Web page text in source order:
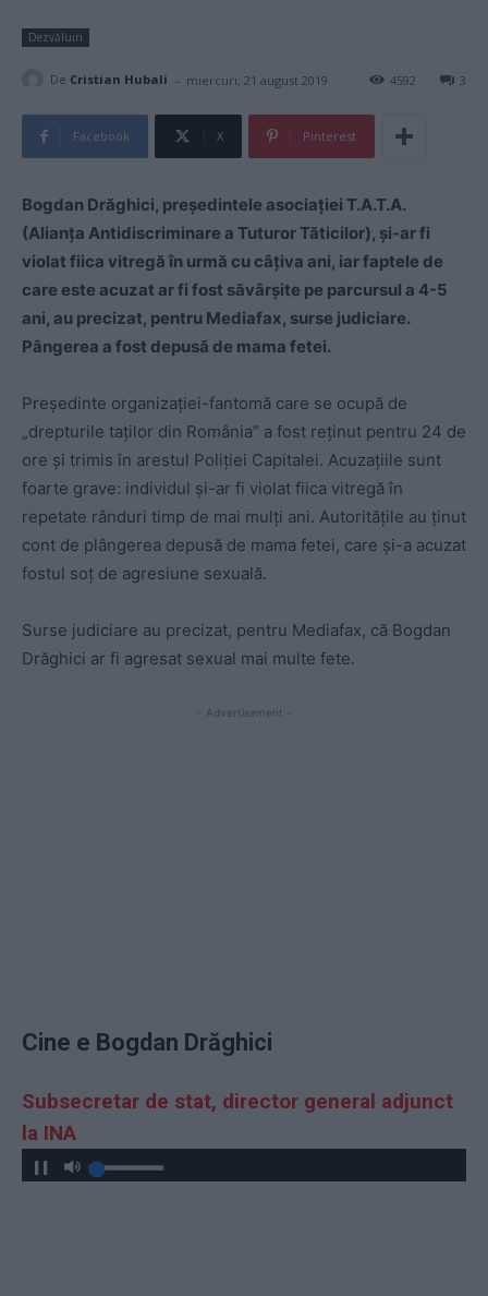
Dezvăluiri
De Cristian Hubali - miercuri, 21 august 2019 3
4592
Facebook X Pinterest
Bogdan Drăghici, președintele asociației T.A.T.A.
(Alianţa Antidiscriminare a Tuturor Tăticilor), și-ar fi
violat fiica vitregă în urmă cu câțiva ani, iar faptele de
care este acuzat ar fi fost săvârșite pe parcursul a 4-5
ani, au precizat, pentru Mediafax, surse judiciare.
Pângerea a fost depusă de mama fetei.
Președinte organizației-fantomă care se ocupă de
„drepturile taților din România” a fost reținut pentru 24 de
ore și trimis în arestul Poliției Capitalei. Acuzațiile sunt
foarte grave: individul și-ar fi violat fiica vitregă în
repetate rânduri timp de mai mulți ani. Autoritățile au ținut
cont de plângerea depusă de mama fetei, care și-a acuzat
fostul soț de agresiune sexuală.
Surse judiciare au precizat, pentru Mediafax, că Bogdan
Drăghici ar fi agresat sexual mai multe fete.
- Advertisement -
Cine e Bogdan Drăghici
Subsecretar de stat, director general adjunct
la INA